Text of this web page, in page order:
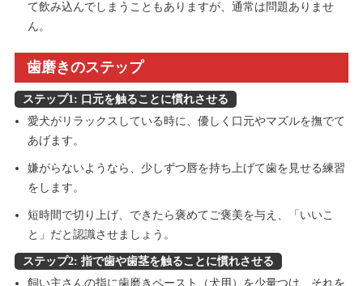
て飲み込んでしまうこともありますが、通常は問題ありませ
ん。
歯磨きのステップ
ステップ1: 口元を触ることに慣れさせる
愛犬がリラックスしている時に、優しく口元やマズルを撫でて
あげます。
嫌がらないようなら、少しずつ唇を持ち上げて歯を見せる練習
をします。
短時間で切り上げ、できたら褒めてご褒美を与え、「いいこ
と」だと認識させましょう。
ステップ2: 指で歯や歯茎を触ることに慣れさせる
飼い主さんの指に歯磨きペースト（犬用）を少量つけ、それを